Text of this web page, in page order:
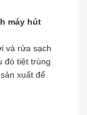
máy hút
và rửa sạch
đó tiệt trùng
xuất để